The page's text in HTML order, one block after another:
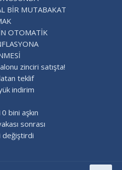
BİR MUTABAKAT
OTOMATİK
zinciri satışta!
teklif
indirim
bini aşkın
sonrası
değiştirdi